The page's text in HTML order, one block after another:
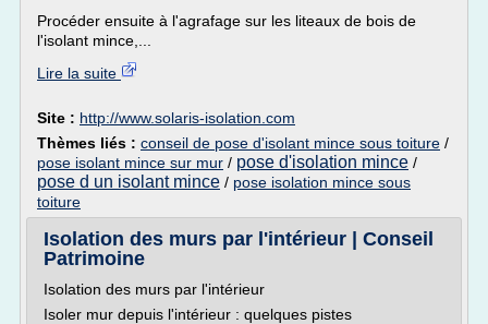
Procéder ensuite à l'agrafage sur les liteaux de bois de
l'isolant mince,...
Lire la suite
Site : http://www.solaris-isolation.com
Thèmes liés : conseil de pose d'isolant mince sous toiture /
pose isolant mince sur mur / pose d'isolation mince /
pose d un isolant mince / pose isolation mince sous
toiture
Isolation des murs par l'intérieur | Conseil
Patrimoine
Isolation des murs par l'intérieur
Isoler mur depuis l'intérieur : quelques pistes